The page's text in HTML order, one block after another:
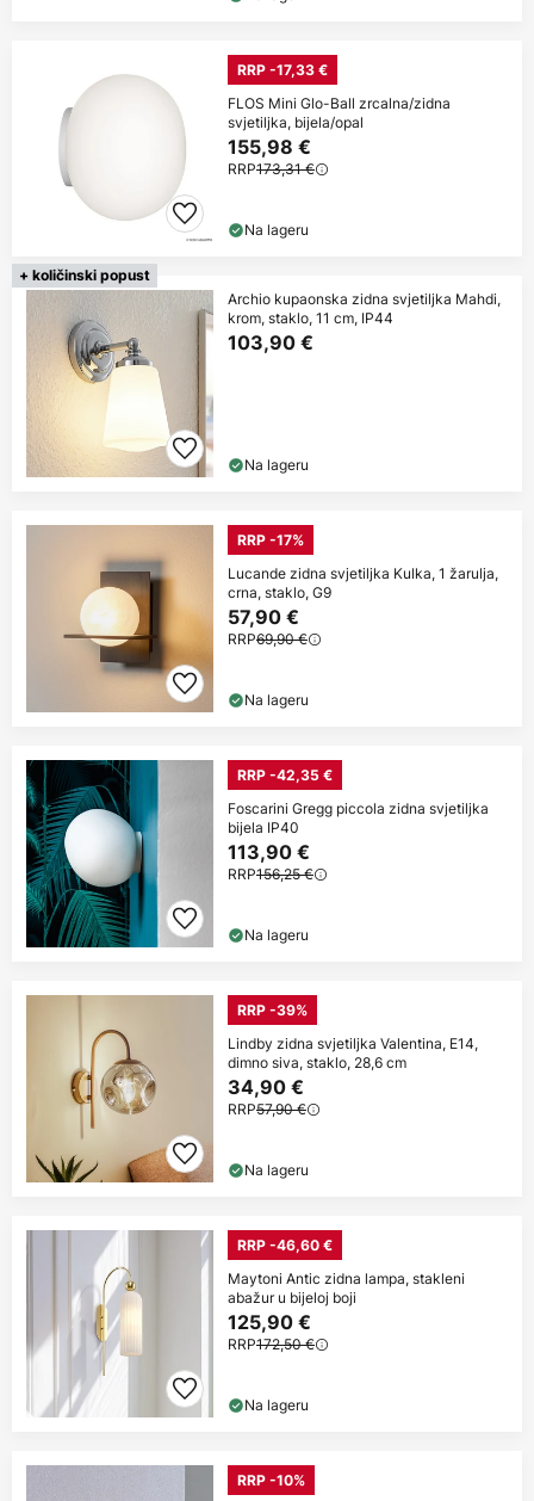
RRP -17,33 €
FLOS Mini Glo-Ball zrcalna/zidna
svjetiljka, bijela/opal
155,98 €
RRP173,31 €
Na lageru
+ količinski popust
Archio kupaonska zidna svjetiljka Mahdi,
krom, staklo, 11 cm, IP44
103,90 €
Na lageru
RRP -17%
Lucande zidna svjetiljka Kulka, 1 žarulja,
crna, staklo, G9
57,90 €
RRP69,90 €
Na lageru
RRP -42,35 €
Foscarini Gregg piccola zidna svjetiljka
bijela IP40
113,90 €
RRP156,25 €
Na lageru
RRP -39%
Lindby zidna svjetiljka Valentina, E14,
dimno siva, staklo, 28,6 cm
34,90 €
RRP57,90 €
Na lageru
RRP -46,60 €
Maytoni Antic zidna lampa, stakleni
abažur u bijeloj boji
125,90 €
RRP172,50 €
Na lageru
RRP -10%